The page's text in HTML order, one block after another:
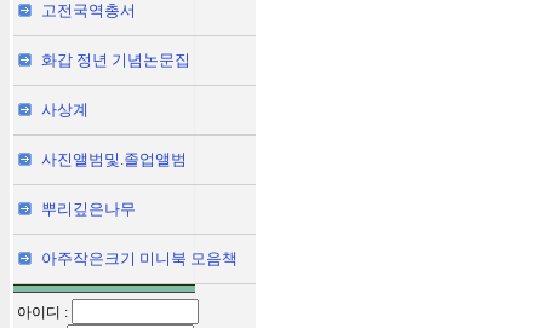
고전국역총서
화갑 정년 기념논문집
사상계
사진앨범및.졸업앨범
뿌리깊은나무
아주작은크기 미니북 모음책
아이디 :